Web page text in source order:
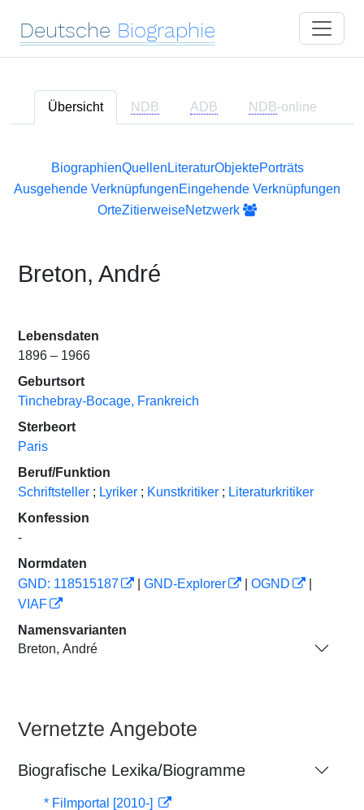
Deutsche Biographie
Übersicht NDB ADB NDB-online
BiographienQuellen LiteraturObjektePorträts
Ausgehende VerknüpfungenEingehende Verknüpfungen
OrteZitierweiseNetzwerk
Breton, André
Lebensdaten
1896 – 1966
Geburtsort
Tinchebray-Bocage, Frankreich
Sterbeort
Paris
Beruf/Funktion
Schriftsteller ; Lyriker ; Kunstkritiker ; Literaturkritiker
Konfession
-
Normdaten
GND: 118515187
GND-Explorer OGND
VIAF
Namensvarianten
Breton, André
Vernetzte Angebote
Biografische Lexika/Biogramme
* Filmportal [2010-]